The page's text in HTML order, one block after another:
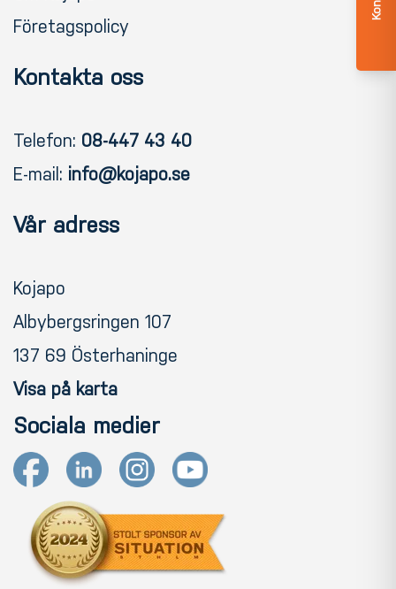
Företagspolicy
Kontakta oss
Telefon: 08-447 43 40
E-mail: info@kojapo.se
Vår adress
Kojapo
Albybergsringen 107
137 69 Österhaninge
Visa på karta
Sociala medier